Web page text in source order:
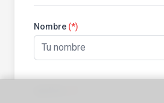
Nombre (*)